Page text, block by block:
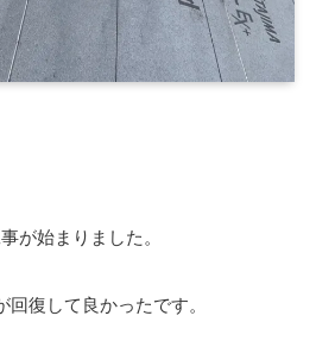
が始まりました。
復して良かったです。